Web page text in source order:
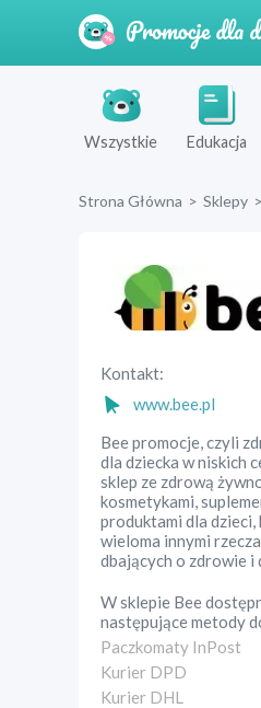
Wszystkie Edukacja
Strona Główna > Sklepy >
Kontakt:
www.bee.pl
Bee promocje, czyli
dla dziecka w niskich
sklep ze zdrową
kosmetykami,
produktami dla dzieci,
wieloma innymi
dbających o zdrowie i
W sklepie Bee
następujące metody
Paczkomaty InPost
Kurier DPD
Kurier DHL